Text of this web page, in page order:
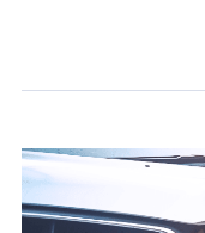
【共同して利用され
当社又は株式会社